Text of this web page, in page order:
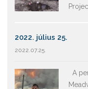
2022. július 25.
2022.07.25.
A